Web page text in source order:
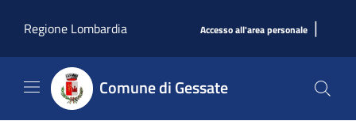
Regione Lombardia
Accesso all'area personale |
Comune di Gessate